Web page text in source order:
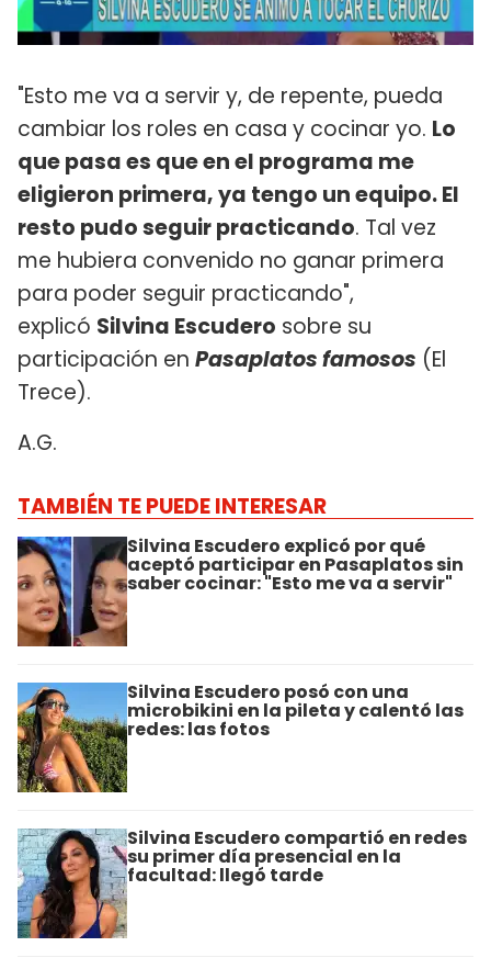
"Esto me va a servir y, de repente, pueda
cambiar los roles en casa y cocinar yo. Lo
que pasa es que en el programa me
eligieron primera, ya tengo un equipo. El
resto pudo seguir practicando. Tal vez
me hubiera convenido no ganar primera
para poder seguir practicando",
explicó Silvina Escudero sobre su
participación en Pasaplatos famosos (El
Trece).
A.G.
TAMBIÉN TE PUEDE INTERESAR
Silvina Escudero explicó por qué
aceptó participar en Pasaplatos sin
saber cocinar: "Esto me va a servir"
Silvina Escudero posó con una
microbikini en la pileta y calentó las
redes: las fotos
Silvina Escudero compartió en redes
su primer día presencial en la
facultad: llegó tarde